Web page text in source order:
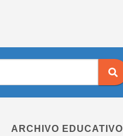
ARCHIVO EDUCATIVO